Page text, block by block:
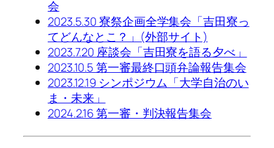
会
2023.5.30 寮祭企画全学集会「吉田寮っ
てどんなとこ？」(外部サイト)
2023.7.20 座談会「吉田寮を語る夕べ」
2023.10.5 第一審最終口頭弁論報告集会
2023.12.19 シンポジウム「大学自治のい
ま・未来」
2024.2.16 第一審・判決報告集会